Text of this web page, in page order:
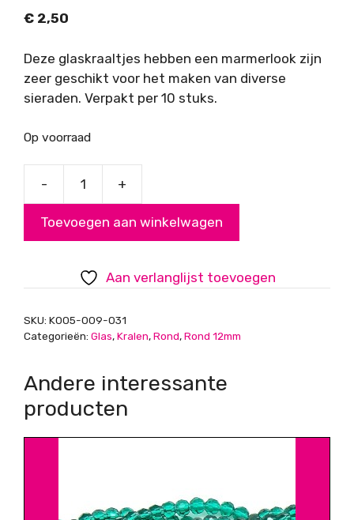
€ 2,50
Deze glaskraaltjes hebben een marmerlook zijn
zeer geschikt voor het maken van diverse
sieraden. Verpakt per 10 stuks.
Op voorraad
-
12
Beige
met
aantal
+
Toevoegen aan winkelwagen
Aan verlanglijst toevoegen
SKU: K005-009-031
Categorieën: Glas,Kralen,Rond,Rond 12mm
Andere interessante
producten